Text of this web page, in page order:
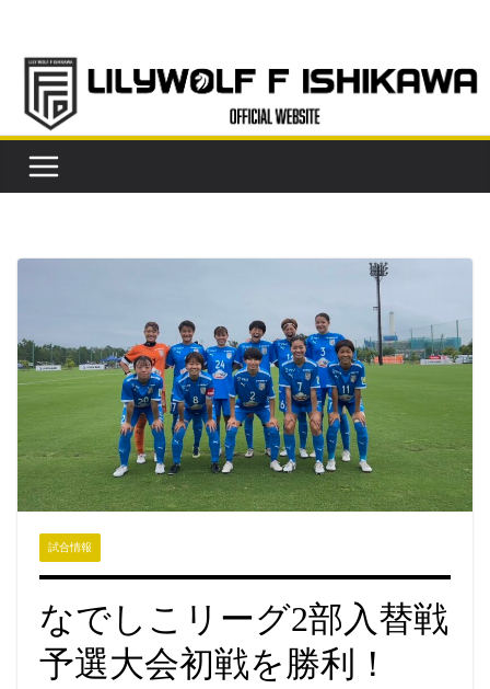
ツ
ス
試合情報
なでしこリーグ2部入替戦
予選大会初戦を勝利！